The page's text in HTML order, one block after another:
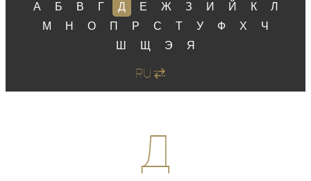
А Б В Г Д Е Ж З И Й К
Л
М
Н О П Р С Т У Ф Х
Ч
Ш
Щ Э Я
RU
Д